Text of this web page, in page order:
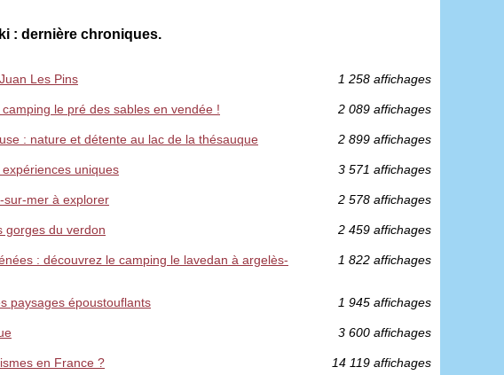
: dernière chroniques.
Les Pins 1 258 affichages
le pré des sables en vendée ! 2 089 affichages
: nature et détente au lac de la thésauque 2 899 affichages
uniques 3 571 affichages
sur-mer à explorer 2 578 affichages
gorges du verdon 2 459 affichages
: découvrez le camping le lavedan à argelès-
1 822 affichages
paysages époustouflants 1 945 affichages
3 600 affichages
en France ? 14 119 affichages